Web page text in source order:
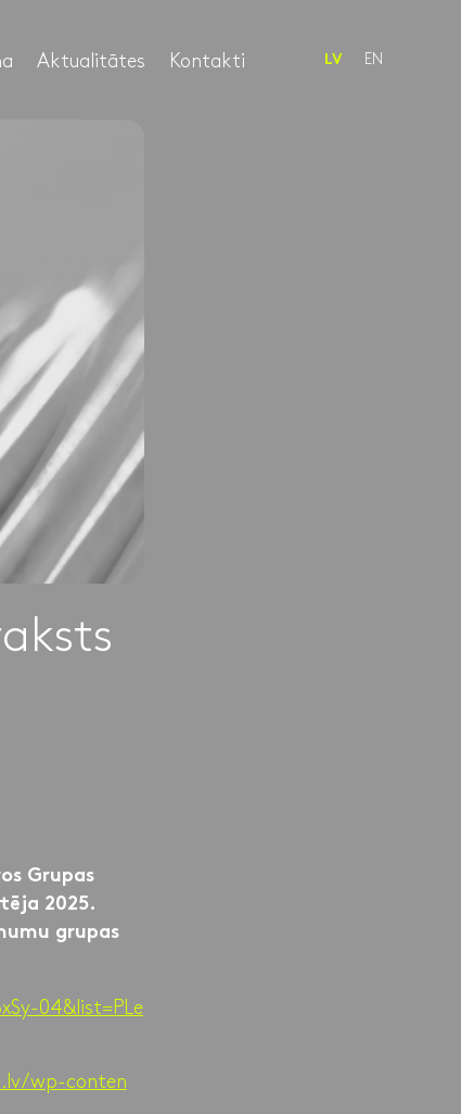
Aktualitātes Kontakti LV EN
Grupas
2025.
grupas
04&list=PLe
wp-conten